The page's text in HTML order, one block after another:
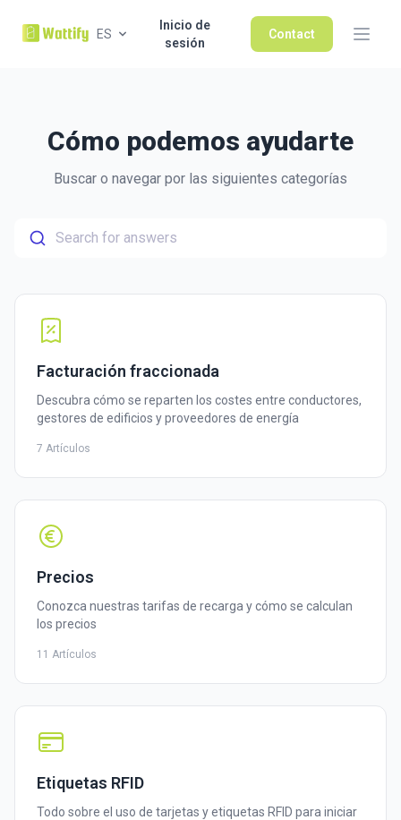
ES
Inicio de
sesión
Contact
Cómo podemos ayudarte
Buscar o navegar por las siguientes categorías
Search for answers
Facturación fraccionada
Descubra cómo se reparten los costes entre conductores,
gestores de edificios y proveedores de energía
7 Artículos
Precios
Conozca nuestras tarifas de recarga y cómo se calculan
los precios
11 Artículos
Etiquetas RFID
Todo sobre el uso de tarjetas y etiquetas RFID para iniciar